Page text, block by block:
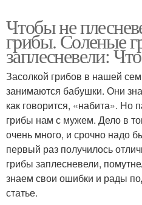
Чтобы не
грибы. Соленые
заплесневели:
Засолкой грибов в нашей
занимаются бабушки. Они
как говорится, «набита». Но
грибы нам с мужем. Дело в
очень много, и срочно надо
первый раз получилось
грибы заплесневели,
знаем свои ошибки и рады
статье.